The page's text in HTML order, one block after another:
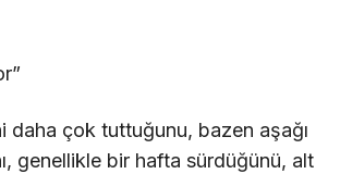
daha çok tuttuğunu, bazen aşağı
genellikle bir hafta sürdüğünü, alt